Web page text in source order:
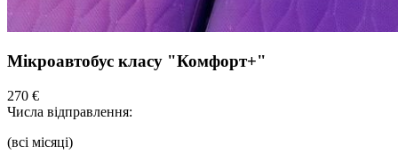
Мікроавтобус класу "Комфорт+"
270 €
Числа відправлення:
(всі місяці)